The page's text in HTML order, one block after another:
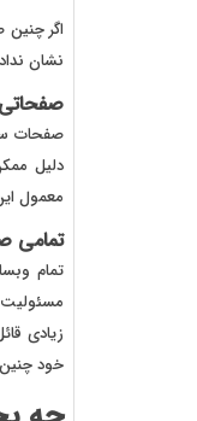
اگر
نشان
صفحات
دلیل
معمول
تمامی
تمام
زیادی
خود